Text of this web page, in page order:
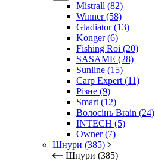
Mistrall (82)
Winner (58)
Gladiator (13)
Konger (6)
Fishing Roi (20)
SASAME (28)
Sunline (15)
Carp Expert (11)
Різне (9)
Smart (12)
Волосінь Brain (24)
INTECH (5)
Owner (7)
Шнури (385)
Шнури (385)